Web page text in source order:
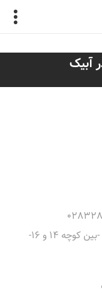
آبیک
آدرس کسب و کار : آبیک - خیابان رجایی -بین کوچه 14 و 16-